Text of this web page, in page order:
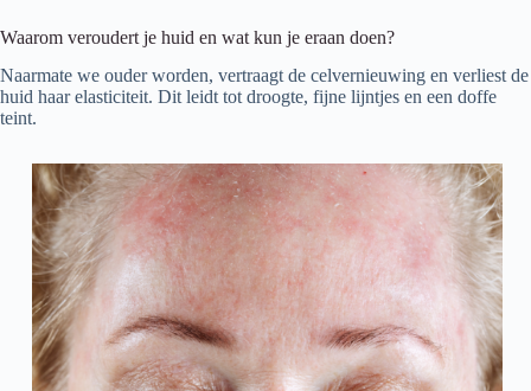
Waarom veroudert je huid en wat kun je eraan doen?
Naarmate we ouder worden, vertraagt de celvernieuwing en verliest de
huid haar elasticiteit. Dit leidt tot droogte, fijne lijntjes en een doffe
teint.